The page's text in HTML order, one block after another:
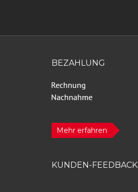
BEZAHLUNG
Mehr erfahren
KUNDEN-FEEDBACK